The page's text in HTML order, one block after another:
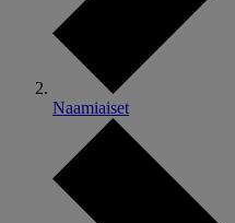
Naamiaiset